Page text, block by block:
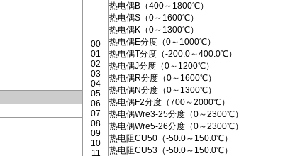
00
01
02
03
04
05
06
07
08
09
10
11
热电偶B（400～1800℃）
热电偶S（0～1600℃）
热电偶K（0～1300℃）
热电偶E分度（0～1000℃）
热电偶T分度（-200.0～400.0℃）
热电偶J分度（0～1200℃）
热电偶R分度（0～1600℃）
热电偶N分度（0～1300℃）
热电偶F2分度（700～2000℃）
热电偶Wre3-25分度（0～2300℃）
热电偶Wre5-26分度（0～2300℃）
热电阻CU50（-50.0～150.0℃）
热电阻CU53（-50.0～150.0℃）